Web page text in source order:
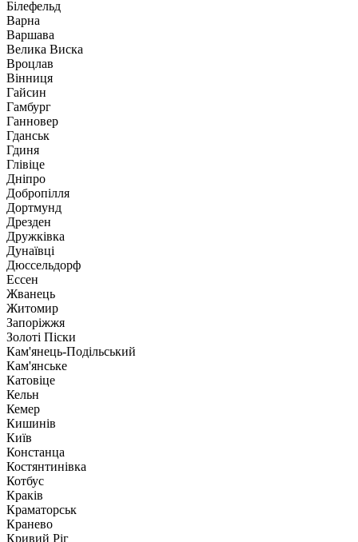
Білефельд
Варна
Варшава
Велика Виска
Вроцлав
Вінниця
Гайсин
Гамбург
Ганновер
Гданськ
Гдиня
Глівіце
Дніпро
Добропілля
Дортмунд
Дрезден
Дружківка
Дунаївці
Дюссельдорф
Ессен
Жванець
Житомир
Запоріжжя
Золоті Піски
Кам'янець-Подільський
Кам'янське
Катовіце
Кельн
Кемер
Кишинів
Київ
Констанца
Костянтинівка
Котбус
Краків
Краматорськ
Кранево
Кривий Ріг